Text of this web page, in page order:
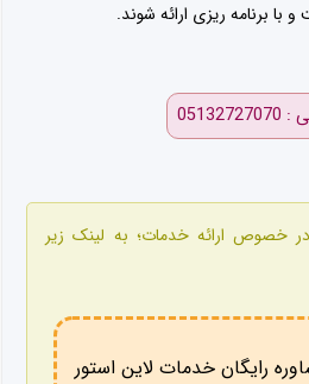
و با برنامه ریزی ارائه شوند.
در خصوص ارائه خدمات؛ به لینک زیر
رایگان خدمات لاین استور